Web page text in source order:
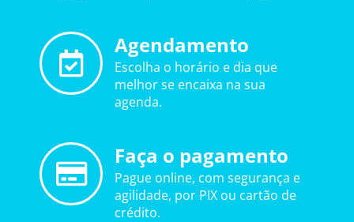
Agendamento
Escolha o horário e dia que
melhor se encaixa na sua
agenda.
Faça o pagamento
Pague online, com segurança e
agilidade, por PIX ou cartão de
crédito.